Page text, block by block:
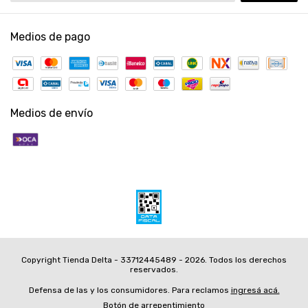
Medios de pago
Medios de envío
Copyright Tienda Delta - 33712445489 - 2026. Todos los derechos
reservados.
Defensa de las y los consumidores. Para reclamos ingresá acá.
Botón de arrepentimiento